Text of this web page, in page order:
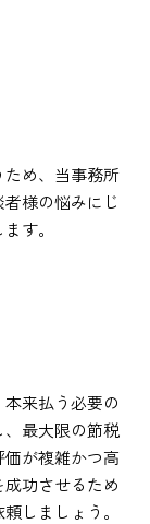
め、当事務所
様の悩みにじ
す。
来払う必要の
最大限の節税
が複雑かつ高
功させるため
しましょう。